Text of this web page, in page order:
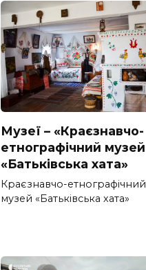
Музеї – «Краєзнавчо-
етнографічний музей
«Батьківська хата»
Краєзнавчо-етнографічний
музей «Батьківська хата»